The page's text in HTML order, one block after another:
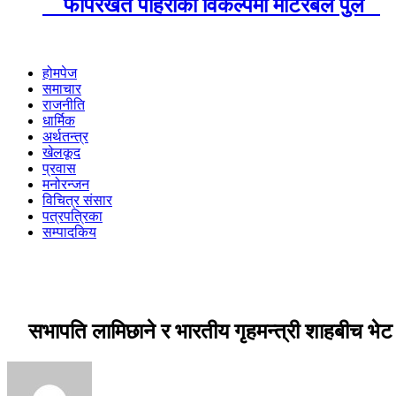
फापरखेत पहिरोको विकल्पमा मोटरेबल पुल
होमपेज
समाचार
राजनीति
धार्मिक
अर्थतन्त्र
खेलकूद
प्रवास
मनोरन्जन
विचित्र संसार
पत्रपत्रिका
सम्पादकिय
सभापति लामिछाने र भारतीय गृहमन्त्री शाहबीच